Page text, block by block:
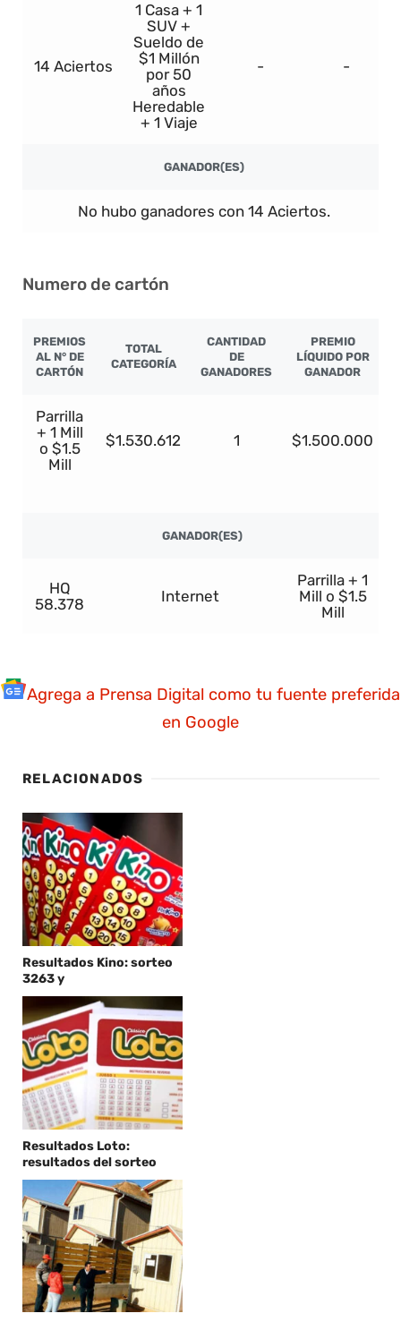
14 Aciertos
1 Casa + 1
SUV +
Sueldo de
$1 Millón
por 50
años
Heredable
+ 1 Viaje
- -
GANADOR(ES)
No hubo ganadores con 14 Aciertos.
Numero de cartón
PREMIOS
AL N° DE
CARTÓN
TOTAL
CATEGORÍA
CANTIDAD
DE
GANADORES
PREMIO
LÍQUIDO POR
GANADOR
Parrilla
+ 1 Mill
o $1.5
Mill
$1.530.612 1 $1.500.000
GANADOR(ES)
HQ
58.378
Internet
Parrilla + 1
Mill o $1.5
Mill
Agrega a Prensa Digital como tu fuente preferida
en Google
RELACIONADOS
Resultados Kino: sorteo
3263 y
Resultados Loto:
resultados del sorteo